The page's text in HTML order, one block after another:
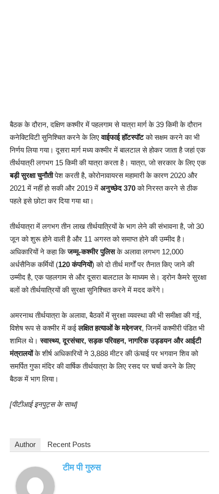
बैठक के दौरान, दक्षिण कश्मीर में पहलगाम से यात्रा मार्ग के 39 किमी के दौरान
कनेक्टिविटी सुनिश्चित करने के लिएवाईफाई हॉटस्पॉटको सक्षम करने का भी
निर्णय लिया गया। दूसरा मार्ग मध्य कश्मीर में बालटाल से होकर जाता है जहां एक
तीर्थयात्री लगभग 15 किमी की यात्रा करता है। यात्रा, जो सरकार के लिए एक
बड़ी सुरक्षा चुनौतीपेश करती है, कोरोनावायरस महामारी के कारण 2020 और
2021 में नहीं हो सकी और 2019 में अनुच्छेद 370को निरस्त करने से ठीक
पहले इसे छोटा कर दिया गया था।
तीर्थयात्रा में लगभग तीन लाख तीर्थयात्रियों के भाग लेने की संभावना है, जो 30
जून को शुरू होने वाली है और 11 अगस्त को समाप्त होने की उम्मीद है।
अधिकारियों ने कहा किजम्मू-कश्मीर पुलिसके अलावा लगभग 12,000
अर्धसैनिक कर्मियों (120 कंपनियों) को दो तीर्थ मार्गों पर तैनात किए जाने की
उम्मीद है, एक पहलगाम से और दूसरा बालटाल के माध्यम से। ड्रोन कैमरे सुरक्षा
बलों को तीर्थयात्रियों की सुरक्षा सुनिश्चित करने में मदद करेंगे।
अमरनाथ तीर्थयात्रा के अलावा, बैठकों में सुरक्षा व्यवस्था की भी समीक्षा की गई,
विशेष रूप से कश्मीर में कईलक्षित हत्याओं के मद्देनजर, जिनमें कश्मीरी पंडित भी
शामिल थे।स्वास्थ्य, दूरसंचार, सड़क परिवहन, नागरिक उड्डयन और आईटी
मंत्रालयोंके शीर्ष अधिकारियों ने 3,888 मीटर की ऊंचाई पर भगवान शिव को
समर्पित गुफा मंदिर की वार्षिक तीर्थयात्रा के लिए रसद पर चर्चा करने के लिए
बैठक में भाग लिया।
[पीटीआई इनपुट्स के साथ]
Author Recent Posts
टीम पी गुरुस